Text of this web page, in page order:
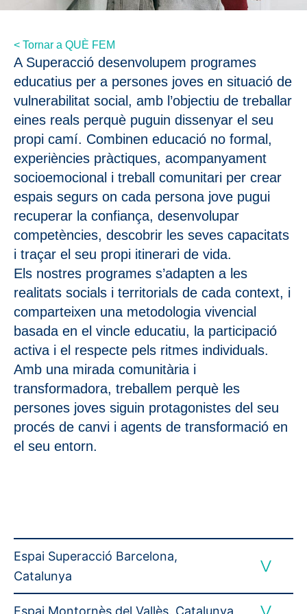
< Tornar a QUÈ FEM
A Superacció desenvolupem programes
educatius per a persones joves en situació de
vulnerabilitat social, amb l’objectiu de treballar
eines reals perquè puguin dissenyar el seu
propi camí. Combinen educació no formal,
experiències pràctiques, acompanyament
socioemocional i treball comunitari per crear
espais segurs on cada persona jove pugui
recuperar la confiança, desenvolupar
competències, descobrir les seves capacitats
i traçar el seu propi itinerari de vida.
Els nostres programes s’adapten a les
realitats socials i territorials de cada context, i
comparteixen una metodologia vivencial
basada en el vincle educatiu, la participació
activa i el respecte pels ritmes individuals.
Amb una mirada comunitària i
transformadora, treballem perquè les
persones joves siguin protagonistes del seu
procés de canvi i agents de transformació en
el seu entorn.
Espai Superacció Barcelona,
Catalunya
Espai Montornès del Vallès, Catalunya